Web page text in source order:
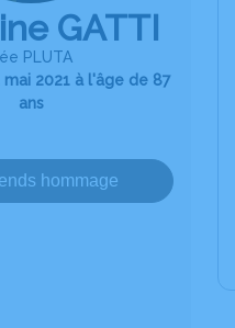
GATTI
PLUTA
2021 à l'âge de 87
ans
hommage